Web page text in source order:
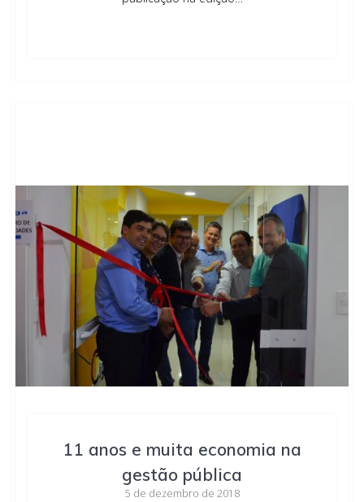
11 anos e muita economia na
gestão pública
5 de dezembro de 2018